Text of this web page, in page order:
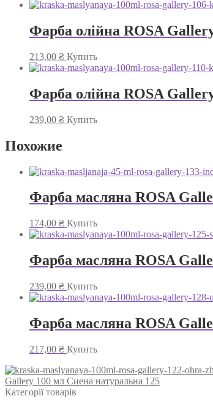
Фарба олійна ROSA
213,00 ₴ Купить
Фарба олійна ROSA
239,00 ₴ Купить
Похожие
Фарба масляна ROSA
174,00 ₴ Купить
Фарба масляна ROSA
239,00 ₴ Купить
Фарба масляна ROSA
217,00 ₴ Купить
Gallery 100 мл Сиена натуральна 125
Категорії товарів